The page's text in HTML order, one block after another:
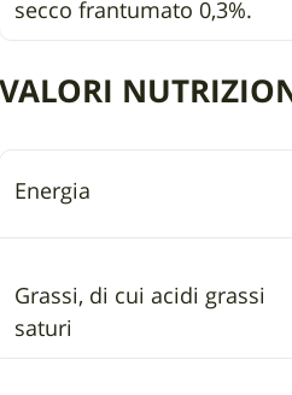
secco frantumato 0,3%.
VALORI
Energia
Grassi, di cui acidi grassi
saturi